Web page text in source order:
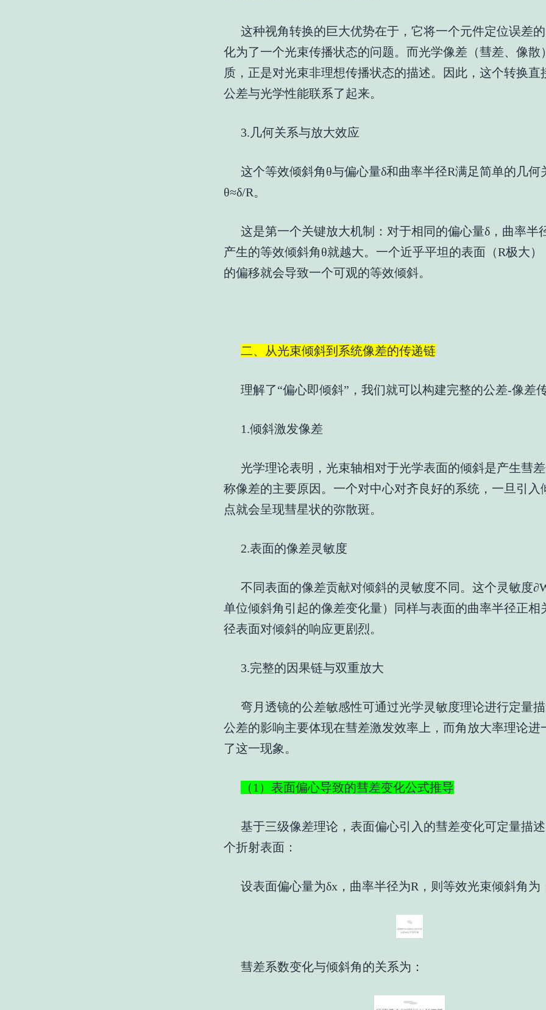
这种视角转换的巨大优势在于，它将一个元件定位误差
化为了一个光束传播状态的问题。而光学像差（彗差、像散
质，正是对光束非理想传播状态的描述。因此，这个转换直
公差与光学性能联系了起来。
3.几何关系与放大效应
这个等效倾斜角θ与偏心量δ和曲率半径R满足简单的几何
θ≈δ/R。
这是第一个关键放大机制：对于相同的偏心量δ，曲率半
产生的等效倾斜角θ就越大。一个近乎平坦的表面（R极大）
的偏移就会导致一个可观的等效倾斜。
二、 从光束倾斜到系统像差的传递链
理解了“偏心即倾斜”，我们就可以构建完整的公差-像差
1.倾斜激发像差
光学理论表明，光束轴相对于光学表面的倾斜是产生彗
称像差的主要原因。一个对中心对齐良好的系统，一旦引入
点就会呈现彗星状的弥散斑。
2.表面的像差灵敏度
不同表面的像差贡献对倾斜的灵敏度不同。这个灵敏度
单位倾斜角引起的像差变化量）同样与表面的曲率半径正相
径表面对倾斜的响应更剧烈。
3.完整的因果链与双重放大
弯月透镜的公差敏感性可通过光学灵敏度理论进行定量
公差的影响主要体现在彗差激发效率上，而角放大率理论进
了这一现象。
（1 ） 表面偏心导致的彗差变化公式推导
基于三级像差理论，表面偏心引入的彗差变化可定量描
个折射表面：
设表面偏心量为δx，曲率半径为R，则等效光束倾斜角为
彗差系数变化与倾斜角的关系为：